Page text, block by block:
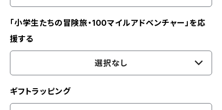
「小学生たちの冒険旅・100マイルアドベンチャー」を応
援する
選択なし
ギフトラッピング